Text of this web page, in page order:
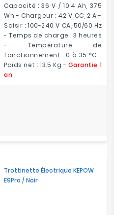
Capacité : 36 V / 10,4 Ah, 375
Wh - Chargeur : 42 V CC, 2 A -
Saisir : 100-240 V CA, 50/60 Hz
- Temps de charge : 3 heures
- Température de
fonctionnement : 0 à 35 °C -
Poids net : 13.5 Kg - Garantie 1
an
Trottinette Électrique KEPOW
E9Pro / Noir